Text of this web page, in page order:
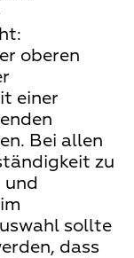
oberen
einer
Bei allen
zu
und
sollte
dass